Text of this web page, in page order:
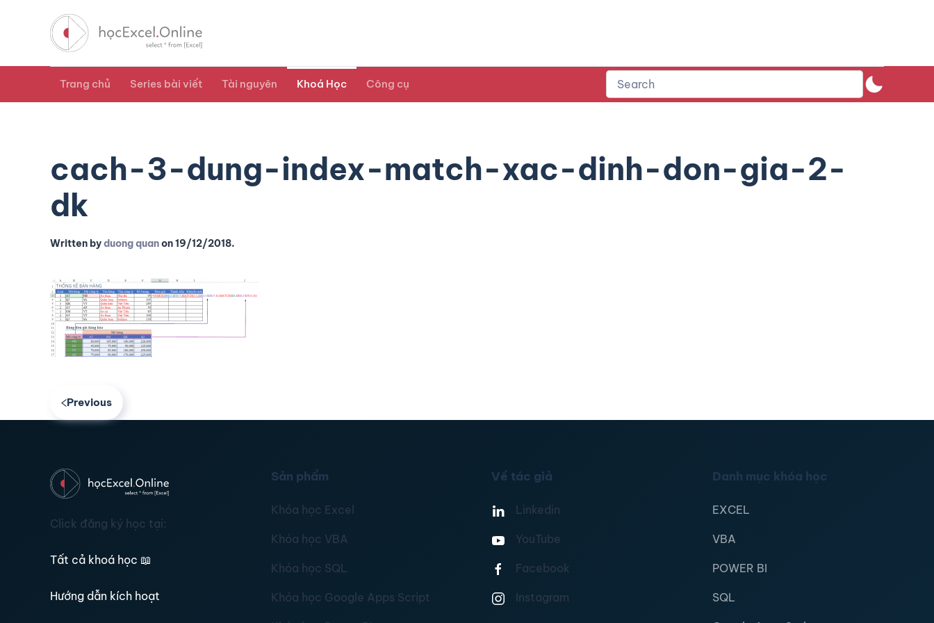
Trang chủ Series bài viết Tài nguyên Khoá Học Công cụ
cach-3-dung-index-match-xac-dinh-don-gia-2-
dk
Written byduong quanon19/12/2018.
Previous
Click đăng ký học tại:
Tất cả khoá học 📖
Hướng dẫn kích hoạt
Sản phẩm
Khóa học Excel
Khóa học VBA
Khóa học SQL
Khóa học Google Apps Script
Về tác giả
Linkedin
YouTube
Facebook
Instagram
Danh mục khóa học
EXCEL
VBA
POWER BI
SQL